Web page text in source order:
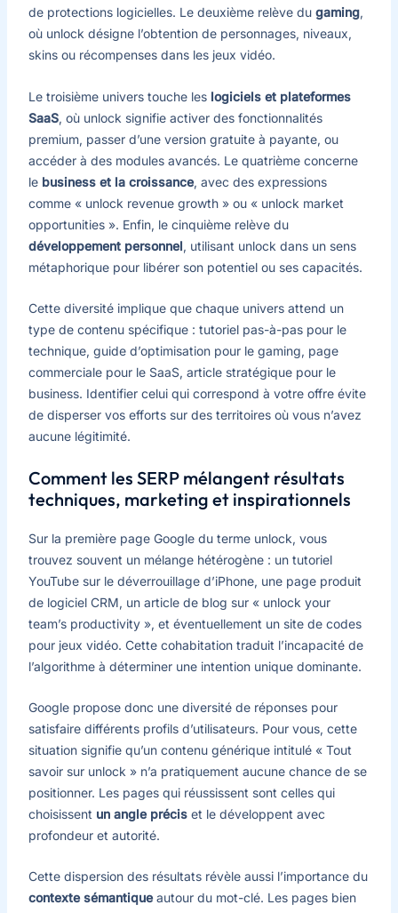
de protections logicielles. Le deuxième relève du gaming,
où unlock désigne l’obtention de personnages, niveaux,
skins ou récompenses dans les jeux vidéo.
Le troisième univers touche les logiciels et plateformes
SaaS, où unlock signifie activer des fonctionnalités
premium, passer d’une version gratuite à payante, ou
accéder à des modules avancés. Le quatrième concerne
le business et la croissance, avec des expressions
comme « unlock revenue growth » ou « unlock market
opportunities ». Enfin, le cinquième relève du
développement personnel, utilisant unlock dans un sens
métaphorique pour libérer son potentiel ou ses capacités.
Cette diversité implique que chaque univers attend un
type de contenu spécifique : tutoriel pas-à-pas pour le
technique, guide d’optimisation pour le gaming, page
commerciale pour le SaaS, article stratégique pour le
business. Identifier celui qui correspond à votre offre évite
de disperser vos efforts sur des territoires où vous n’avez
aucune légitimité.
Comment les SERP mélangent résultats
techniques, marketing et inspirationnels
Sur la première page Google du terme unlock, vous
trouvez souvent un mélange hétérogène : un tutoriel
YouTube sur le déverrouillage d’iPhone, une page produit
de logiciel CRM, un article de blog sur « unlock your
team’s productivity », et éventuellement un site de codes
pour jeux vidéo. Cette cohabitation traduit l’incapacité de
l’algorithme à déterminer une intention unique dominante.
Google propose donc une diversité de réponses pour
satisfaire différents profils d’utilisateurs. Pour vous, cette
situation signifie qu’un contenu générique intitulé « Tout
savoir sur unlock » n’a pratiquement aucune chance de se
positionner. Les pages qui réussissent sont celles qui
choisissent un angle préciset le développent avec
profondeur et autorité.
Cette dispersion des résultats révèle aussi l’importance du
contexte sémantiqueautour du mot-clé. Les pages bien